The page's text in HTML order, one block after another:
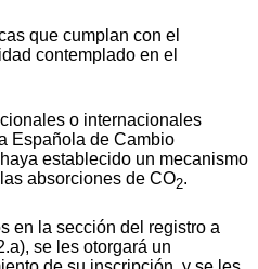
que cumplan con el
contemplado en el
o internacionales
Española de Cambio
establecido un mecanismo
absorciones de CO2.
en la sección del registro a
se les otorgará un